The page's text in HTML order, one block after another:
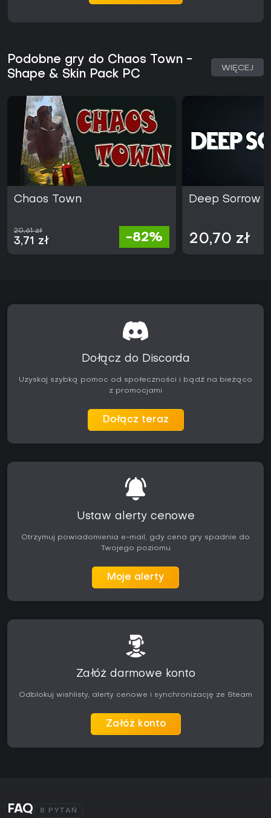
Podobne gry do Chaos Town -
Shape & Skin Pack PC
WIĘCEJ
Chaos Town
20,61 zł
3,71 zł -82%
Deep Sorrow
20,70 zł
Dołącz do Discorda
Uzyskaj szybką pomoc od społeczności i bądź na bieżąco
z promocjami
Dołącz teraz
Ustaw alerty cenowe
Otrzymuj powiadomienia e-mail, gdy cena gry spadnie do
Twojego poziomu
Moje alerty
Załóż darmowe konto
Odblokuj wishlisty, alerty cenowe i synchronizację ze Steam
Załóż konto
FAQ 8 PYTAŃ